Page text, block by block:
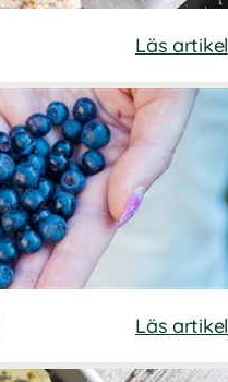
Läs artikel
Läs artikel